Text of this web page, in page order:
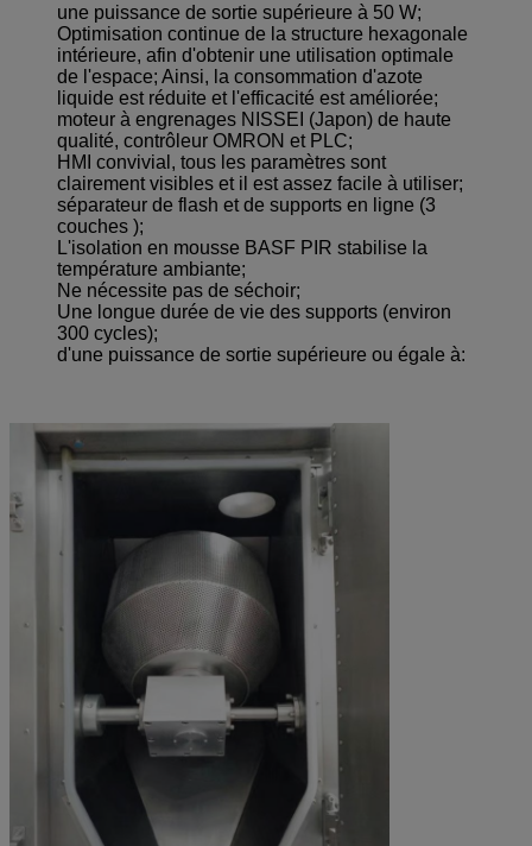
une puissance de sortie supérieure à 50 W;
Optimisation continue de la structure hexagonale
intérieure, afin d'obtenir une utilisation optimale
de l'espace; Ainsi, la consommation d'azote
liquide est réduite et l'efficacité est améliorée;
moteur à engrenages NISSEI (Japon) de haute
qualité, contrôleur OMRON et PLC;
HMI convivial, tous les paramètres sont
clairement visibles et il est assez facile à utiliser;
séparateur de flash et de supports en ligne (3
couches );
L'isolation en mousse BASF PIR stabilise la
température ambiante;
Ne nécessite pas de séchoir;
Une longue durée de vie des supports (environ
300 cycles);
d'une puissance de sortie supérieure ou égale à: